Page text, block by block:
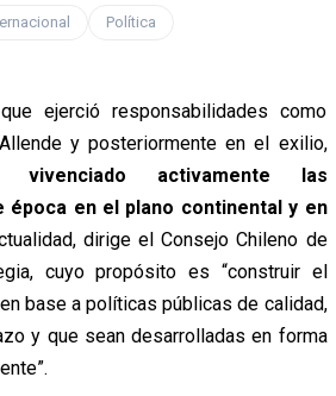
Política
ejerció responsabilidades como
y posteriormente en el exilio,
activamente las
en el plano continental y en
dirige el Consejo Chileno de
cuyo propósito es “construir el
base a políticas públicas de calidad,
y que sean desarrolladas en forma